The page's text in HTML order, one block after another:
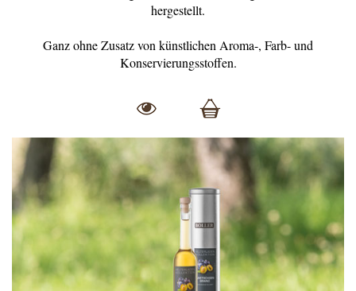
hergestellt.
Ganz ohne Zusatz von künstlichen Aroma-, Farb- und
Konservierungsstoffen.